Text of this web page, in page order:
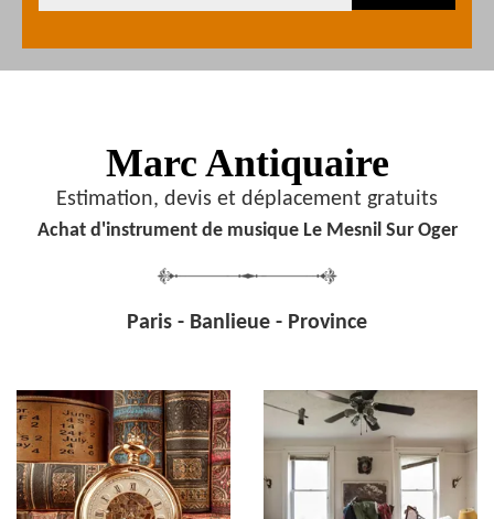
Marc Antiquaire
Estimation, devis et déplacement gratuits
Achat d'instrument de musique Le Mesnil Sur Oger
Paris - Banlieue - Province